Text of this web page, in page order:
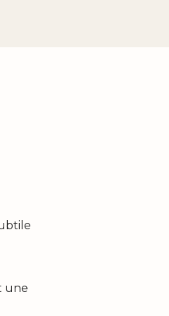
une